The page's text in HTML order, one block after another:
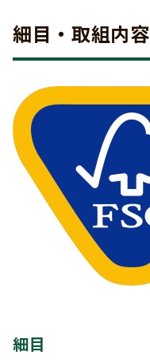
細目・取組内容
細目